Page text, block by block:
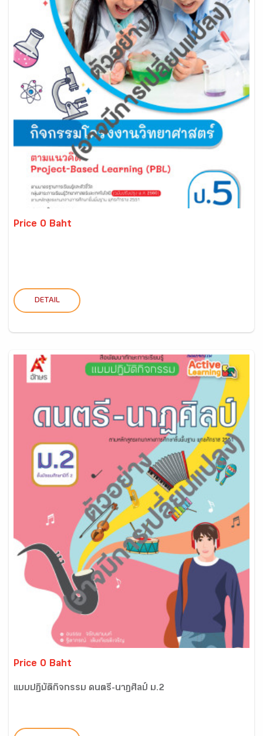
Price 0 Baht
DETAIL
Price 0 Baht
แบบปฏิบัติกิจกรรม ดนตรี-นาฏศิลป์ ม.2